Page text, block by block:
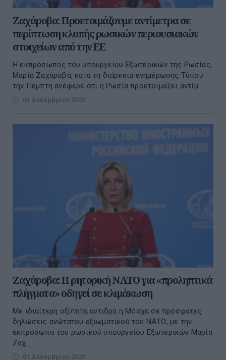
Ζαχάροβα: Προετοιμάζουμε αντίμετρα σε
περίπτωση κλοπής ρωσικών περιουσιακών
στοιχείων από την ΕΕ
Η εκπρόσωπος του υπουργείου Εξωτερικών της Ρωσίας,
Μαρία Ζαχάροβα, κατά τη διάρκεια ενημέρωσης Τύπου
την Πέμπτη ανέφερε ότι η Ρωσία προετοιμάζει αντίμ...
04 Δεκεμβρίου 2025
Ζαχάροβα: Η ρητορική ΝΑΤΟ για «προληπτικά
πλήγματα» οδηγεί σε κλιμάκωση
Με ιδιαίτερη οξύτητα αντιδρά η Μόσχα σε πρόσφατες
δηλώσεις ανώτατου αξιωματικού του ΝΑΤΟ, με την
εκπρόσωπο του ρωσικού υπουργείου Εξωτερικών Μαρία
Ζαχ...
01 Δεκεμβρίου 2025